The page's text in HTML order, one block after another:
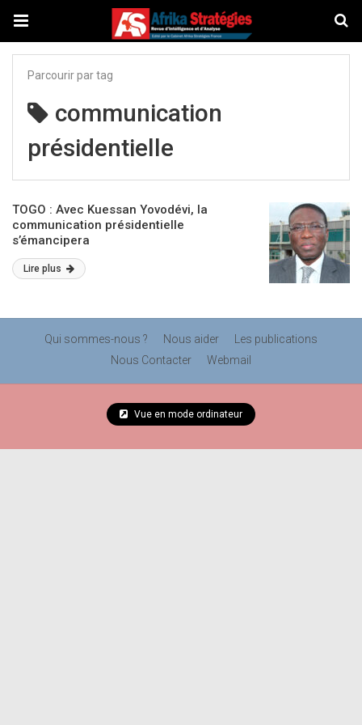
Parcourir par tag
communication
présidentielle
TOGO : Avec Kuessan Yovodévi, la
communication présidentielle
s’émancipera
Lire plus
Qui sommes-nous ? Nous aider
Les publications
Nous Contacter
Webmail
Vue en mode ordinateur